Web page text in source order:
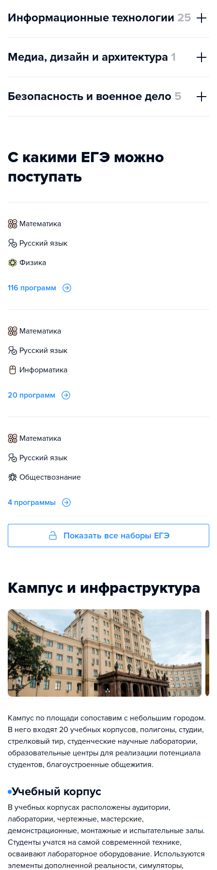
Информационные технологии 25
Медиа, дизайн и архитектура 1
Безопасность и военное дело 5
С какими ЕГЭ можно
поступать
математика
русский язык
физика
116 программ
математика
русский язык
информатика
20 программ
математика
русский язык
обществознание
4 программы
Показать все наборы ЕГЭ
Кампус и инфраструктура
Кампус по площади сопоставим с небольшим городом.
В него входят 20 учебных корпусов, полигоны, студии,
стрелковый тир, студенческие научные лаборатории,
образовательные центры для реализации потенциала
студентов, благоустроенные общежития.
Учебный корпус
В учебных корпусах расположены аудитории,
лаборатории, чертежные, мастерские,
демонстрационные, монтажные и испытательные залы.
Студенты учатся на самой современной технике,
осваивают лабораторное оборудование. Используются
элементы дополненной реальности, симуляторы,